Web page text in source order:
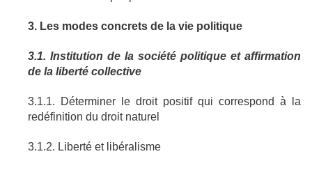
3. Les modes concrets de la vie politique
3.1. Institution de la société politique et affirmation
de la liberté collective
3.1.1. Déterminer le droit positif qui correspond à la
redéfinition du droit naturel
3.1.2. Liberté et libéralisme